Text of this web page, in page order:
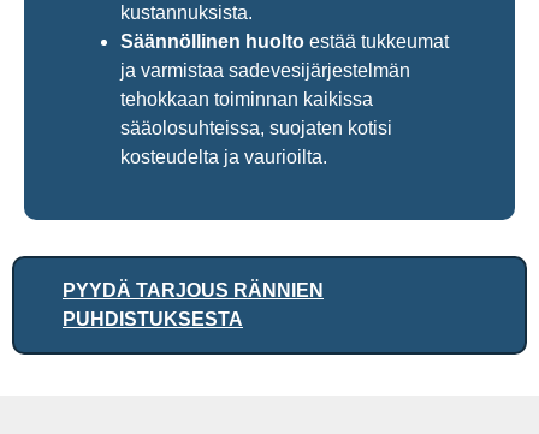
kustannuksista.
Säännöllinen huolto estää tukkeumat
ja varmistaa sadevesijärjestelmän
tehokkaan toiminnan kaikissa
sääolosuhteissa, suojaten kotisi
kosteudelta ja vaurioilta.
PYYDÄ TARJOUS RÄNNIEN
PUHDISTUKSESTA